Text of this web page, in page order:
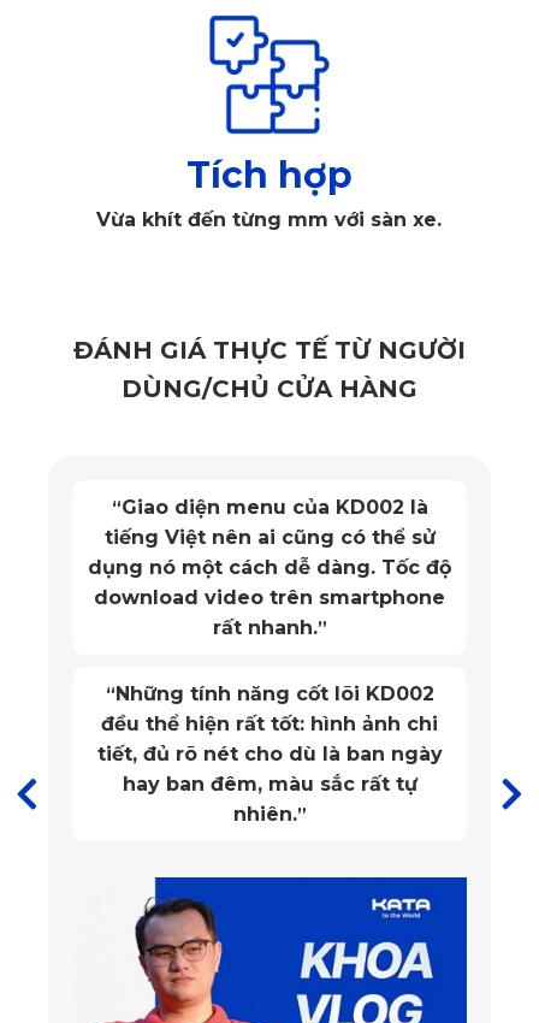
Thảm lót sàn Mazda 2 KATA cho khu vực hàng ghế trước
Độ bền sử dụng lâu dài của thảm lót sàn Mazda
khó vệ sinh hơn, thảm lót sàn Mazda 2 KATA sử dụng vật
liệu Premium PVC có khả năng chống nước, hạn chế bám
Thảm lót sàn Mazda 2 KATA tại vị trí ghế lái
Vật liệu Premium PVC không có mùi nhựa khó
chịu
tiêu chuẩn SGS No.3311782, có khả năng chống nước,
chống mùi và hạn chế ẩm mốc. Nhờ đó, thảm giúp khoang
nội thất dễ chịu hơn, đặc biệt với người dùng thường
xuyên đóng kín cửa xe
hoặc đỗ xe ngoài trời nắng.
Tích hợp
Vừa khít đến từng mm với sàn xe.
ĐÁNH GIÁ THỰC TẾ TỪ NGƯỜI
DÙNG/CHỦ CỬA HÀNG
“Giao diện menu của KD002 là
tiếng Việt nên ai cũng có thể sử
dụng nó một cách dễ dàng. Tốc độ
download video trên smartphone
rất nhanh.”
“Những tính năng cốt lõi KD002
đều thể hiện rất tốt: hình ảnh chi
tiết, đủ rõ nét cho dù là ban ngày
hay ban đêm, màu sắc rất tự
nhiên.”